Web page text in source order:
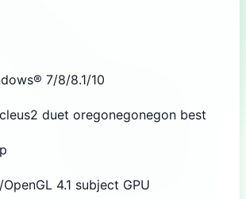
7/8/8.1/10
duet oregonegonegon best
4.1 subject GPU